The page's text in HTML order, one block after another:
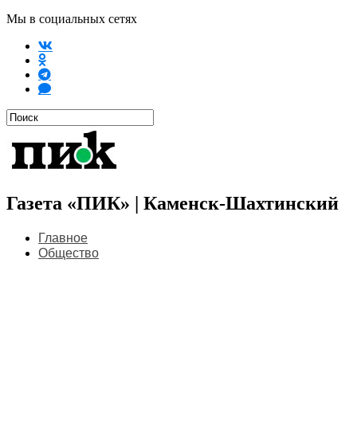
Мы в социальных сетях
Газета «ПИК» | Каменск-Шахтинский
Главное
Общество